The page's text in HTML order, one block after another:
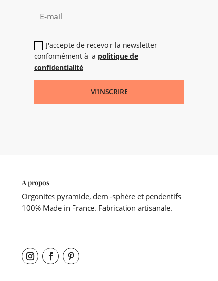
J'accepte de recevoir la newsletter
conformément à la politique de
confidentialité
M'INSCRIRE
A propos
Orgonites pyramide, demi-sphère et pendentifs
100% Made in France. Fabrication artisanale.